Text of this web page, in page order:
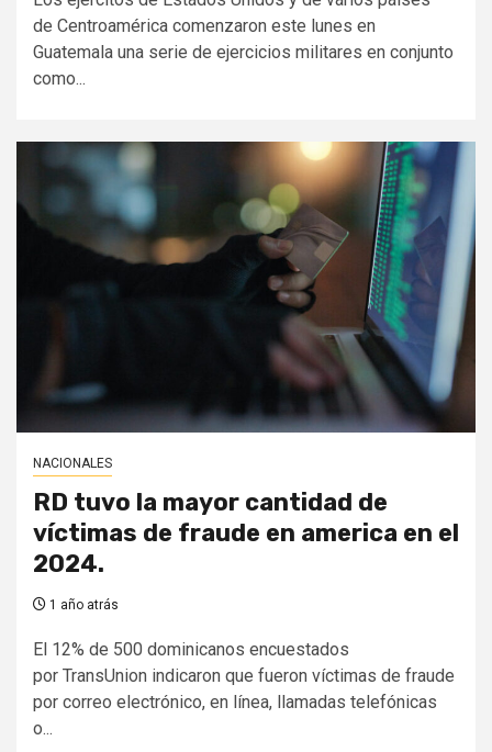
de Centroamérica comenzaron este lunes en
Guatemala una serie de ejercicios militares en conjunto
como...
NACIONALES
RD tuvo la mayor cantidad de
víctimas de fraude en america en el
2024.
1 año atrás
El 12% de 500 dominicanos encuestados
por TransUnion indicaron que fueron víctimas de fraude
por correo electrónico, en línea, llamadas telefónicas
o...